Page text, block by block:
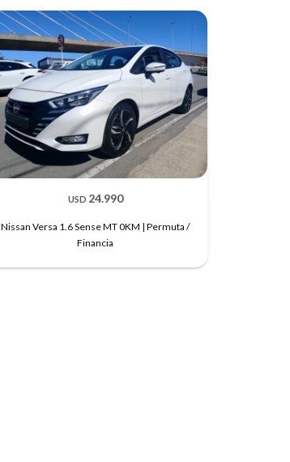
USD 24.990
Nissan Versa 1.6 Sense MT 0KM | Permuta /
Financia